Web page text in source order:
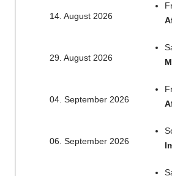
14. August 2026
29. August 2026
04. September 2026
06. September 2026